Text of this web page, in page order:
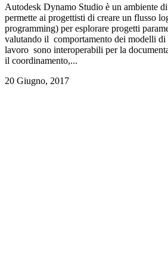
Autodesk Dynamo Studio è un ambiente
permette ai progettisti di creare un flusso
programming) per esplorare progetti
valutando il comportamento dei modelli di
lavoro sono interoperabili per la
il coordinamento,...
20 Giugno, 2017